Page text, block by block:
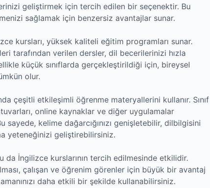
geliştirmek için tercih edilen bir seçenektir. Bu
sağlamak için benzersiz avantajlar sunar.
kursları, yüksek kaliteli eğitim programları sunar.
tarafından verilen dersler, dil becerilerinizi hızla
küçük sınıflarda gerçekleştirildiği için, bireysel
olur.
çeşitli etkileşimli öğrenme materyallerini kullanır. Sınıf
online kaynaklar ve diğer uygulamalar
sayede, kelime dağarcığınızı genişletebilir, dilbilgisini
yeteneğinizi geliştirebilirsiniz.
da İngilizce kurslarının tercih edilmesinde etkilidir.
çalışan ve öğrenim görenler için büyük bir avantaj
daha etkili bir şekilde kullanabilirsiniz.